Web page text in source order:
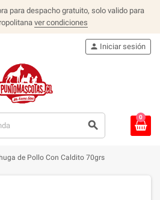
para despacho gratuito, solo valido para
ver condiciones
search
person Iniciar sesión
0
de Pollo Con Caldito 70grs